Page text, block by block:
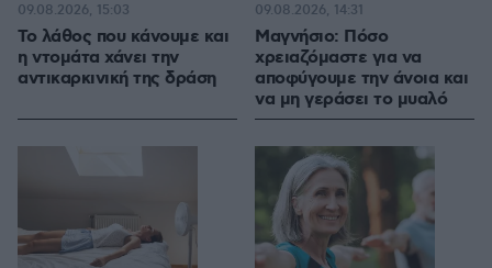
Το λάθος που κάνουμε και
η ντομάτα χάνει την
αντικαρκινική της δράση
09.08.2026, 15:03
Μαγνήσιο: Πόσο
χρειαζόμαστε για να
αποφύγουμε την άνοια και
να μη γεράσει το μυαλό
09.08.2026, 14:31